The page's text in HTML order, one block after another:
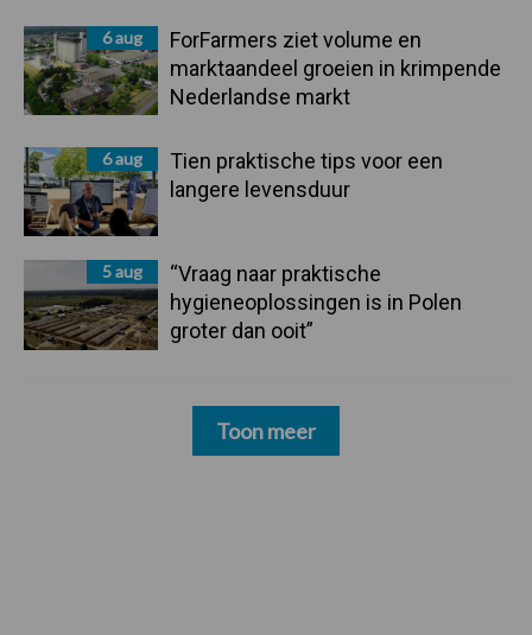
6 aug
ForFarmers ziet volume en
marktaandeel groeien in krimpende
Nederlandse markt
6 aug
Tien praktische tips voor een
langere levensduur
5 aug
“Vraag naar praktische
hygieneoplossingen is in Polen
groter dan ooit”
Toon meer